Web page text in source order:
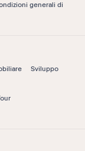
generali di
Sviluppo